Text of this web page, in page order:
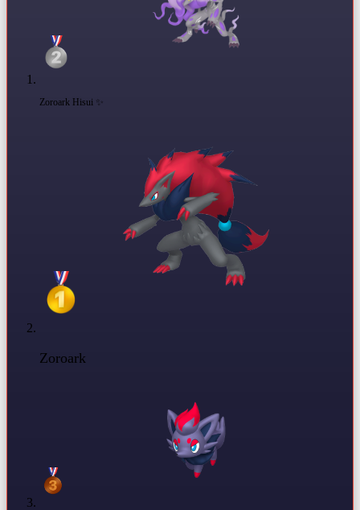
Zoroark Hisui ✨
Zoroark